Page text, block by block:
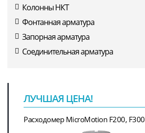
Колонны НКТ
Фонтанная арматура
Запорная арматура
Соединительная арматура
ЛУЧШАЯ ЦЕНА!
Расходомер MicroMotion F200, F300